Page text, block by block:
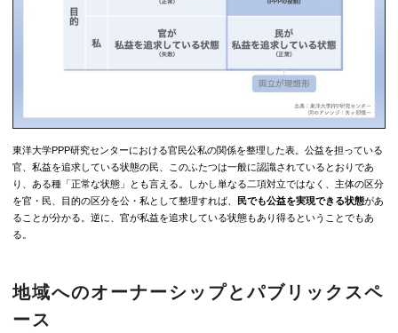
東洋大学PPP研究センターにおける官民公私の関係を整理した表。公益を担っている
官、私益を追求している状態の民、このふたつは一般に認識されているとおりであ
り、ある種「正常な状態」とも言える。しかし単なる二項対立ではなく、主体の区分
を官・民、目的の区分を公・私として整理すれば、
民でも公益を実現できる状態があ
ることが分かる。逆に、官が私益を追求している状態もあり得るということでもあ
る。
地域へのオーナーシップとパブリックスペ
ース